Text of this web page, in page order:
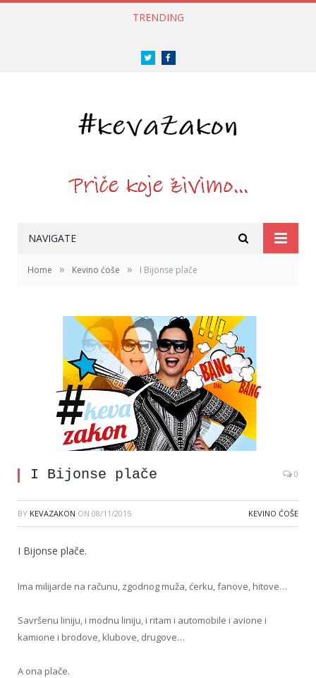
TRENDING
Twitter
NAVIGATE
Home » Kevino ćoše » I Bijonse plače
I Bijonse plače 0
BY KEVAZAKON ON 08/11/2015 KEVINO ĆOŠE
I Bijonse plače.
Ima milijarde na računu, zgodnog muža, ćerku, fanove, hitove…
Savršenu liniju, i modnu liniju, i ritam i automobile i avione i
kamione i brodove, klubove, drugove…
A ona plače.